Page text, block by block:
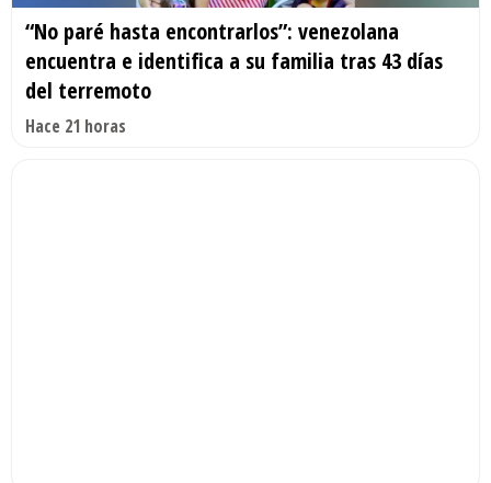
“No paré hasta encontrarlos”: venezolana
encuentra e identifica a su familia tras 43 días
del terremoto
Hace 21 horas